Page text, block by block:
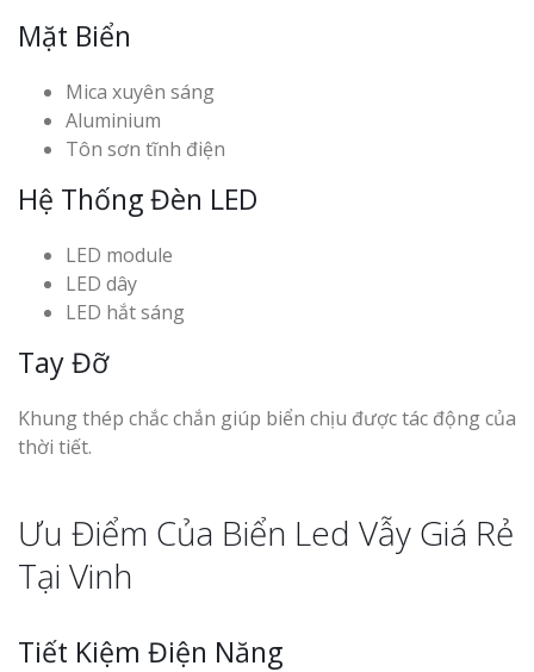
Mặt Biển
Mica xuyên sáng
Aluminium
Tôn sơn tĩnh điện
Hệ Thống Đèn LED
LED module
LED dây
LED hắt sáng
Tay Đỡ
Khung thép chắc chắn giúp biển chịu được tác động của
thời tiết.
Ưu Điểm Của Biển Led Vẫy Giá Rẻ
Tại Vinh
Tiết Kiệm Điện Năng